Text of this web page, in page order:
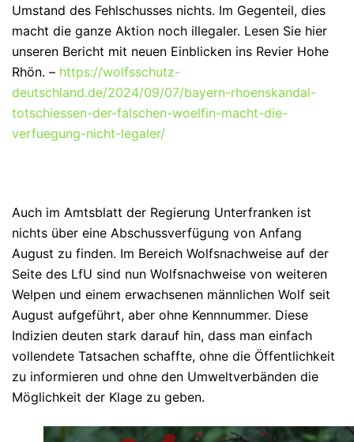
Umstand des Fehlschusses nichts. Im Gegenteil, dies
macht die ganze Aktion noch illegaler. Lesen Sie hier
unseren Bericht mit neuen Einblicken ins Revier Hohe
Rhön. – https://wolfsschutz-
deutschland.de/2024/09/07/bayern-rhoenskandal-
totschiessen-der-falschen-woelfin-macht-die-
verfuegung-nicht-legaler/
Auch im Amtsblatt der Regierung Unterfranken ist
nichts über eine Abschussverfügung von Anfang
August zu finden. Im Bereich Wolfsnachweise auf der
Seite des LfU sind nun Wolfsnachweise von weiteren
Welpen und einem erwachsenen männlichen Wolf seit
August aufgeführt, aber ohne Kennnummer. Diese
Indizien deuten stark darauf hin, dass man einfach
vollendete Tatsachen schaffte, ohne die Öffentlichkeit
zu informieren und ohne den Umweltverbänden die
Möglichkeit der Klage zu geben.